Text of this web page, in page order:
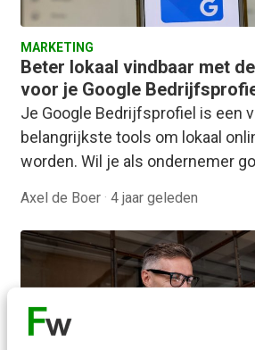
MARKETING
Beter lokaal vindbaar met
voor je Google
Je Google Bedrijfsprofiel is een
belangrijkste tools om lokaal
worden. Wil je als ondernemer
Axel de Boer · 4 jaar geleden